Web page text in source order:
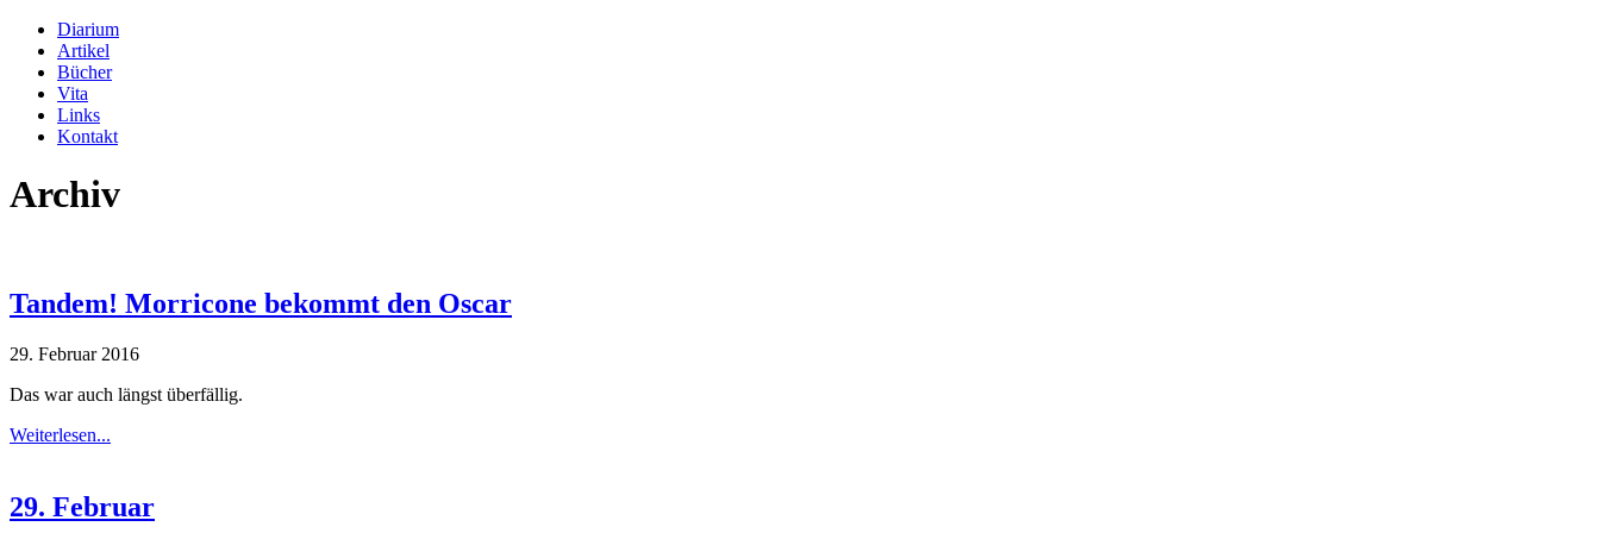
Diarium
Artikel
Bücher
Vita
Links
Kontakt
Archiv
Tandem! Morricone bekommt den Oscar
29. Februar 2016
Das war auch längst überfällig.
Weiterlesen...
29. Februar